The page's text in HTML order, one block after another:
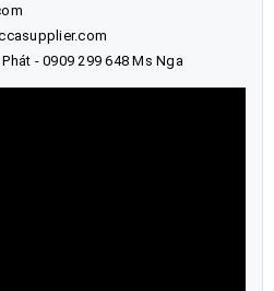
Phát - 0909 299 648 Ms Nga